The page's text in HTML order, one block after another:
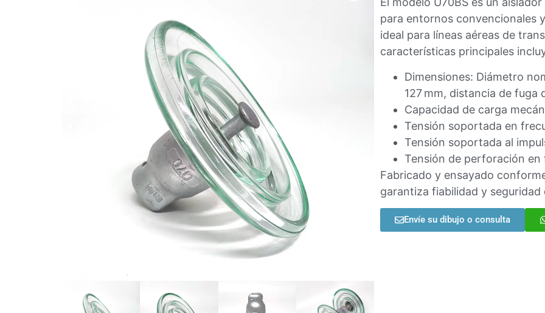
para entornos convencionales
ideal para líneas aéreas de
características principales
Dimensiones: Diámetro
127 mm, distancia de fuga
Capacidad de carga
Tensión soportada en
Tensión soportada al
Tensión de perforación en
Fabricado y ensayado
garantiza fiabilidad y
Envíe su dibujo o consulta